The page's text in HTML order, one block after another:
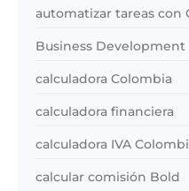
automatizar tareas con
Business Development
calculadora Colombia
calculadora financiera
calculadora IVA
calcular comisión Bold